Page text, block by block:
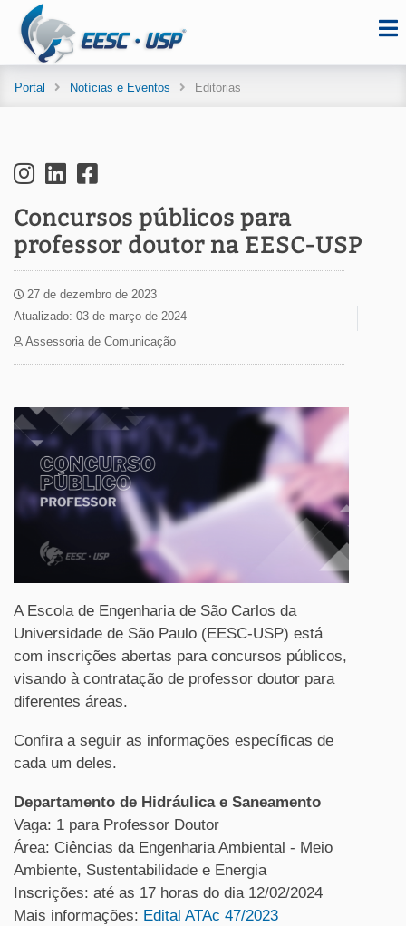
Portal Notícias e Eventos Editorias
Concursos públicos para
professor doutor na EESC-USP
27 de dezembro de 2023
Atualizado: 03 de março de 2024
Assessoria de Comunicação
A Escola de Engenharia de São Carlos da
Universidade de São Paulo (EESC-USP) está
com inscrições abertas para concursos públicos,
visando à contratação de professor doutor para
diferentes áreas.
Confira a seguir as informações específicas de
cada um deles.
Departamento de Hidráulica e Saneamento
Vaga: 1 para Professor Doutor
Área: Ciências da Engenharia Ambiental - Meio
Ambiente, Sustentabilidade e Energia
Inscrições: até as 17 horas do dia 12/02/2024
Mais informações: Edital ATAc 47/2023